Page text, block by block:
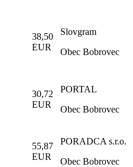
38,50
EUR
Slovgram
Obec Bobrovec
30,72
EUR
PORTAL
Obec Bobrovec
55,87
EUR
PORADCA s.r.o.
Obec Bobrovec